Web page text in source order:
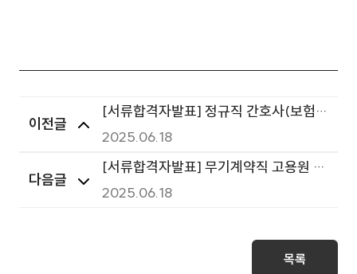
이전글
[서류합격자발표] 정규직 간호사(보험심
사실 / 진료협력실) 서류합격자 발표
2025.06.18
다음글
[서류합격자발표] 무기계약직 고용원 서
류합격자 발표
2025.06.18
목록